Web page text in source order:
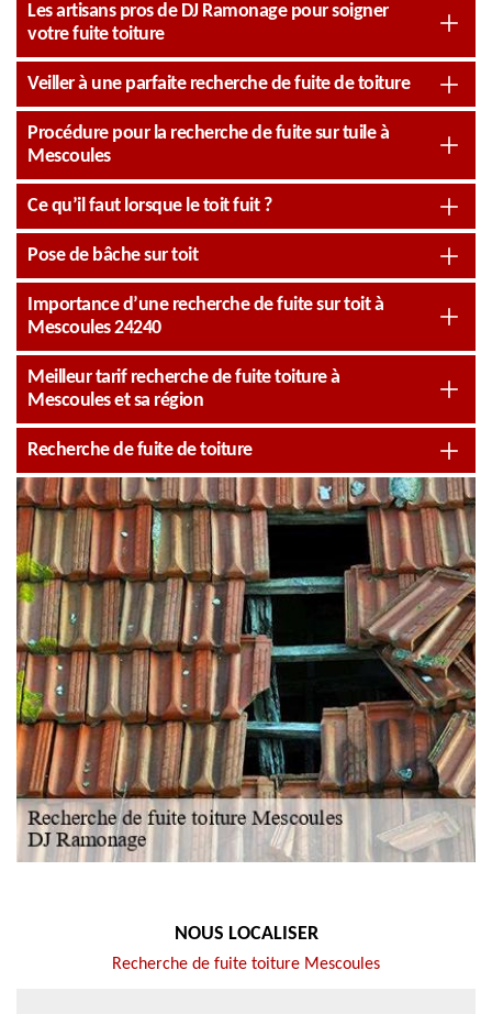
Les artisans pros de DJ Ramonage pour soigner
votre fuite toiture
Veiller à une parfaite recherche de fuite de toiture
Procédure pour la recherche de fuite sur tuile à
Mescoules
Ce qu’il faut lorsque le toit fuit ?
Pose de bâche sur toit
Importance d’une recherche de fuite sur toit à
Mescoules 24240
Meilleur tarif recherche de fuite toiture à
Mescoules et sa région
Recherche de fuite de toiture
NOUS LOCALISER
Recherche de fuite toiture Mescoules